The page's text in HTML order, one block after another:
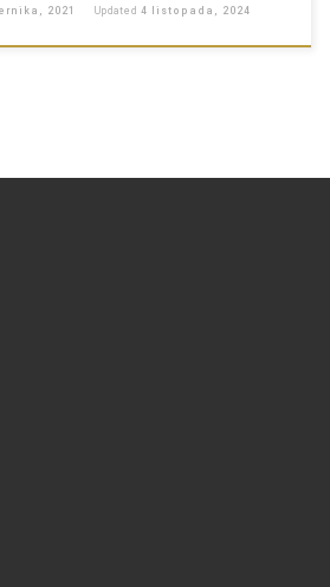
2021 Updated 4 listopada, 2024